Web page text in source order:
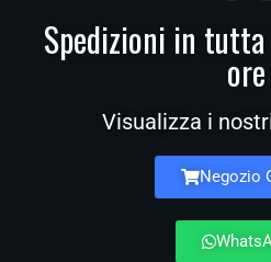
Spedizioni in
ore
Visualizza i
Negozio